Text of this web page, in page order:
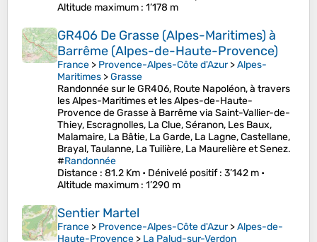
Altitude maximum : 1’178 m
GR406 De Grasse (Alpes-Maritimes) à
Barrême (Alpes-de-Haute-Provence)
France > Provence-Alpes-Côte d'Azur>Alpes-
Maritimes >Grasse
Randonnée sur le GR406, Route Napoléon, à travers
les Alpes-Maritimes et les Alpes-de-Haute-
Provence de Grasse à Barrême via Saint-Vallier-de-
Thiey, Escragnolles, La Clue, Séranon, Les Baux,
Malamaire, La Bâtie, La Garde, La Lagne, Castellane,
Brayal, Taulanne, La Tuilière, La Maurelière et Senez.
#Randonnée
Distance : 81.2 Km • Dénivelé positif: 3’142 m •
Altitude maximum : 1’290 m
Sentier Martel
France > Provence-Alpes-Côte d'Azur>Alpes-de-
Haute-Provence > La Palud-sur-Verdon